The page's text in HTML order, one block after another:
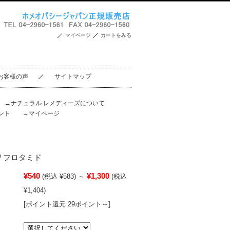
マイページ カートをみる
客様の声 サイトマップ
→ナチュラル レメディーズについて
ト
→マイページ
フロタミド
¥540 (税込 ¥583) ～ ¥1,300 (税込
¥1,404)
[ポイント還元 29ポイント～]